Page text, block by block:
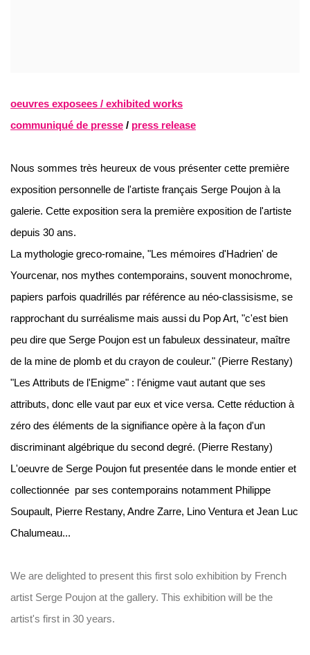
oeuvres exposees / exhibited works
communiqué de presse / press release
Nous sommes très heureux de vous présenter cette première
exposition personnelle de l'artiste français Serge Poujon à la
galerie. Cette exposition sera la première exposition de l'artiste
depuis 30 ans.
La mythologie greco-romaine, "Les mémoires d'Hadrien' de
Yourcenar, nos mythes contemporains, souvent monochrome,
papiers parfois quadrillés par référence au néo-classisisme, se
rapprochant du surréalisme mais aussi du Pop Art, "c'est bien
peu dire que Serge Poujon est un fabuleux dessinateur, maître
de la mine de plomb et du crayon de couleur." (Pierre Restany)
"Les Attributs de l'Enigme" : l'énigme vaut autant que ses
attributs, donc elle vaut par eux et vice versa. Cette réduction à
zéro des éléments de la signifiance opère à la façon d'un
discriminant algébrique du second degré. (Pierre Restany)
L'oeuvre de Serge Poujon fut presentée dans le monde entier et
collectionnée par ses contemporains notamment Philippe
Soupault, Pierre Restany, Andre Zarre, Lino Ventura et Jean Luc
Chalumeau...
We are delighted to present this first solo exhibition by French
artist Serge Poujon at the gallery. This exhibition will be the
artist's first in 30 years.